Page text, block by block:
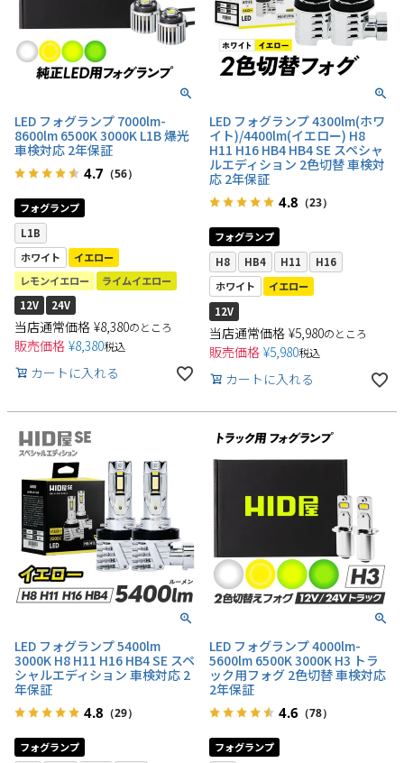
LED フォグランプ 7000lm-
8600lm 6500K 3000K L1B 爆光
車検対応 2年保証
4.7 （56）
フォグランプ
L1B
ホワイト
イエロー
レモンイエロー
ライムイエロー
12V
24V
当店通常価格 ¥8,380のところ
販売価格 ¥8,380税込
カートに入れる
LED フォグランプ 4300lm(ホワ
イト)/4400lm(イエロー) H8
H11 H16 HB4 HB4 SE スペシャ
ルエディション 2色切替 車検対
応 2年保証
4.8 （23）
フォグランプ
H8
HB4 H11
H16
ホワイト
イエロー
12V
当店通常価格 ¥5,980のところ
販売価格 ¥5,980税込
カートに入れる
LED フォグランプ 5400lm
3000K H8 H11 H16 HB4 SE スペ
シャルエディション 車検対応 2
年保証
4.8 （29）
フォグランプ
LED フォグランプ 4000lm-
5600lm 6500K 3000K H3 トラ
ック用フォグ 2色切替 車検対応
2年保証
4.6 （78）
フォグランプ